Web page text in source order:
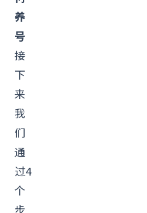
养
号
接
下
来
我
们
通
过4
个
步